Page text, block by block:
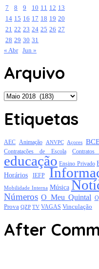
7
8 9 10 11 12 13
14 15 16 17 18 19 20
21 22 23 24 25 26 27
28 29 30 31
« Abr Jun »
Arquivo
Arquivo
Etiquetas
AEC Animação ANVPC Açores
Contratações de Escola
educação Ensino Privado
Horários IEFP
Mobilidade Interna Música
Números O Meu Quintal
Prova QZP TV VAGAS Vinculação
After